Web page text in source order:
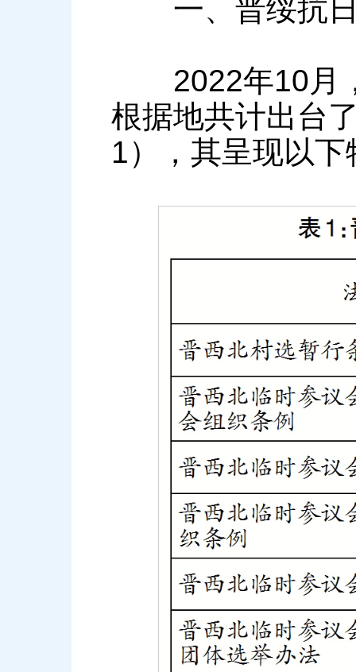
一、晋绥抗日
2022年10月，
根据地共计出台
1），其呈现以下